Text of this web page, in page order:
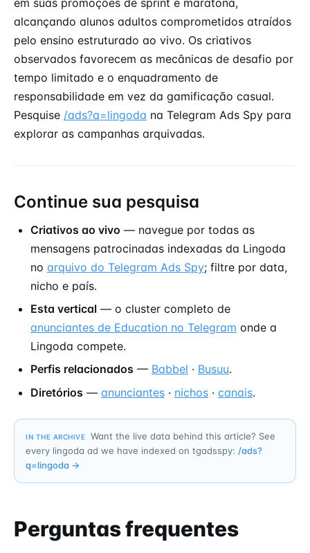
alcançando alunos adultos comprometidos atraídos
pelo ensino estruturado ao vivo. Os criativos
observados favorecem as mecânicas de desafio por
tempo limitado e o enquadramento de
responsabilidade em vez da gamificação casual.
Pesquise /ads?q=lingoda na Telegram Ads Spy para
explorar as campanhas arquivadas.
Continue sua pesquisa
Criativos ao vivo — navegue por todas as
mensagens patrocinadas indexadas da Lingoda
no arquivo do Telegram Ads Spy; filtre por data,
nicho e país.
Esta vertical — o cluster completo de
anunciantes de Education no Telegram onde a
Lingoda compete.
Perfis relacionados — Babbel · Busuu.
Diretórios — anunciantes · nichos · canais.
IN THE ARCHIVE
Want the live data behind this article? See
every lingoda ad we have indexed on tgadsspy: /ads?
q=lingoda →
Perguntas frequentes